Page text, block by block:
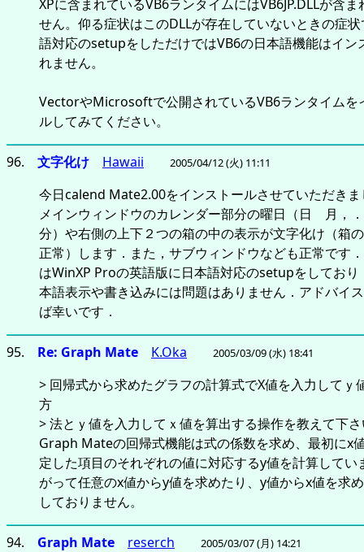
XPに含まれているVB6ランタイムにはVB6JP.DLLが含
せん。仰る症状はこのDLLが存在していないときの症
語対応のsetupをしただけではVB6の日本語機能はイン
れません。
VectorやMicrosoftで公開されているVB6ランタイムを
ルしてみてください。
96. 文字化け Hawaii 2005/04/12 (火) 11:11
今日calend Mate2.00をインストールさせていただき
メインウィンドウのカレンダー部分の曜日（日 月，
分）や右側の上下２つの箱の中の表示が文字化け（箱
正常）します．また，サブウィンドウなども正常です
はWinXP Proの英語版に日本語対応のsetupをしており
本語表示や書き込みには問題はありません．アドバイ
ば幸いです．
95. Re: Graph Mate K.Oka 2005/03/09 (水) 18:41
> 回帰式から求めたグラフの計算式でX値を入力してｙ
方
> 法とｙ値を入力してｘ値を算出する操作を教えて下
Graph Mateの回帰式機能は式の係数を求め、最初にx
定した項目のそれぞれの値に対応するy値を計算してい
がって任意のx値からy値を求めたり、y値からx値を求
しておりません。
94. Graph Mate reserch 2005/03/07 (月) 14:21